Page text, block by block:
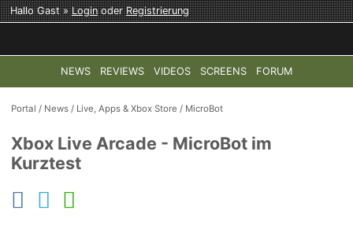
Hallo Gast »LoginoderRegistrierung
NEWS REVIEWS VIDEOS SCREENS FORUM
TOP-THEMEN: COD: MODERN WARFARE 4 HALO:
Portal / News / Live, Apps & Xbox Store / MicroBot
Xbox Live Arcade - MicroBot im
Kurztest